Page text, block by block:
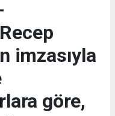
imzasıyla
göre,